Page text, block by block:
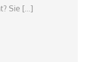
Sie […]